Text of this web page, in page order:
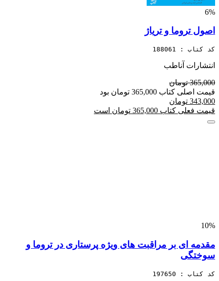
6%
اصول تروما و تریاژ
کد کتاب : 188061
انتشارات آناطب
365,000 تومان
قیمت اصلی کتاب 365,000 تومان بود
343,000 تومان
قیمت فعلی کتاب 365,000 تومان است
10%
مقدمه ای بر مراقبت های ویژه پرستاری در تروما و
سوختگی
کد کتاب : 197650